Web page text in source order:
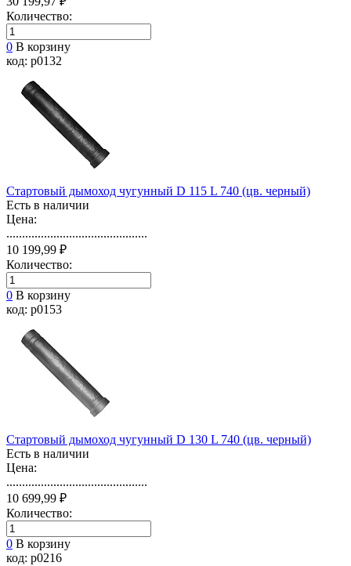
Количество:
0 В корзину
код: p0132
Стартовый дымоход чугунный D 115 L 740 (цв. черный)
Есть в наличии
Цена:
.............................................
10 199,99 ₽
Количество:
0 В корзину
код: p0153
Стартовый дымоход чугунный D 130 L 740 (цв. черный)
Есть в наличии
Цена:
.............................................
10 699,99 ₽
Количество:
0 В корзину
код: p0216